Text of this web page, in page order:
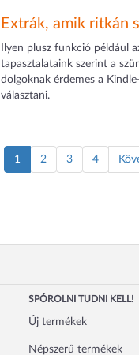
Extrák, amik ritkán
Ilyen plusz funkció például
tapasztalataink szerint a
dolgoknak érdemes a
választani.
1 2 3 4
SPÓROLNI TUDNI KELL!
Új termékek
Népszerű termékek